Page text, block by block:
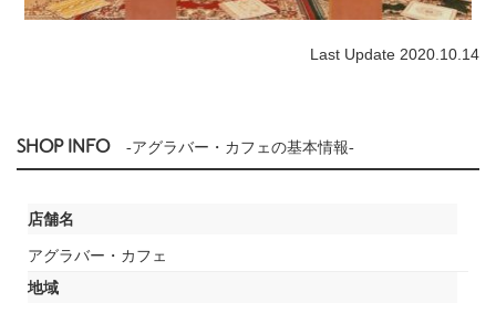
Last Update 2020.10.14
SHOP INFO -アグラバー・カフェの基本情報-
店舗名
アグラバー・カフェ
地域